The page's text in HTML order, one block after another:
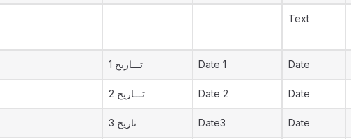
Text
تـــاريخ 1 Date 1 Date
تـــاريخ 2 Date 2 Date
تاريخ 3 Date3 Date